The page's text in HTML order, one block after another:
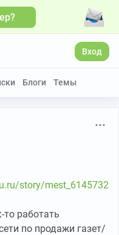
Вход
Блоги Темы
story/mest_6145732
работать
по продажи газет/